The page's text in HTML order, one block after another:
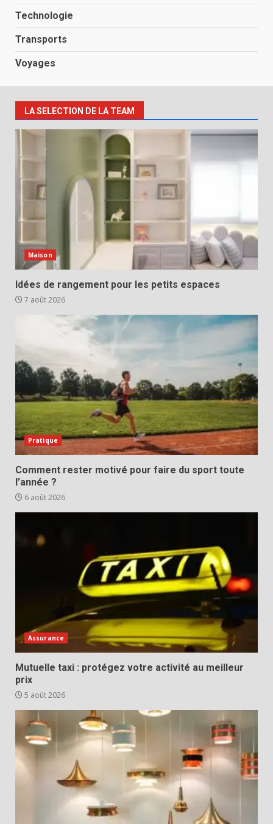
Technologie
Transports
Voyages
LA SELECTION DE LA TEAM
Maison
Idées de rangement pour les petits espaces
7 août 2026
Pratique
Comment rester motivé pour faire du sport toute
l’année ?
6 août 2026
Assurance
Mutuelle taxi : protégez votre activité au meilleur
prix
5 août 2026